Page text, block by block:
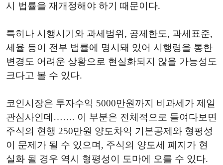
시 법률을 재개정해야 하기 때문이다.
특히나 시행시기와 과세범위, 공제한도, 과세표준,
세율 등이 전부 법률에 명시돼 있어 시행령을 통한
변경도 어려운 상황으로 현실화되지 않을 가능성도
크다고 볼 수 있다.
코인시장은 투자수익 5000만원까지 비과세가 제일
관심사인데……. 이 부분은 전체적으로 들여다보면
주식의 현행 250만원 양도차익 기본공제와 형평성
이 문제가 될 수 있으며, 주식의 양도세 폐지가 현
실화 될 경우 역시 형평성이 도마에 오를 수 있다.